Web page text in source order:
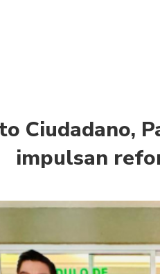
Ciudadano,
impulsan